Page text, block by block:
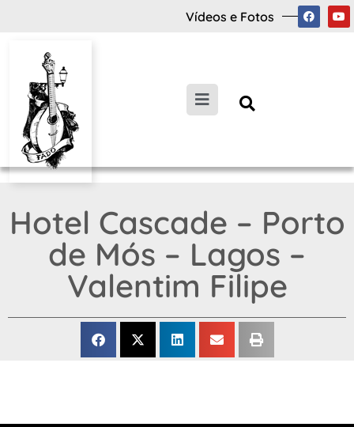
Vídeos e Fotos
Hotel Cascade – Porto
de Mós – Lagos –
Valentim Filipe